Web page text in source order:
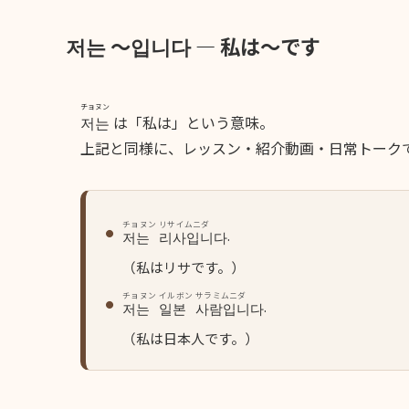
저는 ～입니다 ― 私は〜です
저는
チョヌン
は「私は」という意味。
上記と同様に、レッスン・紹介動画・日常トーク
저는
チョヌン
리사입니다
リサイムニダ
.
（私はリサです。）
저는
チョヌン
일본
イルボン
사람입니다
サラミムニダ
.
（私は日本人です。）